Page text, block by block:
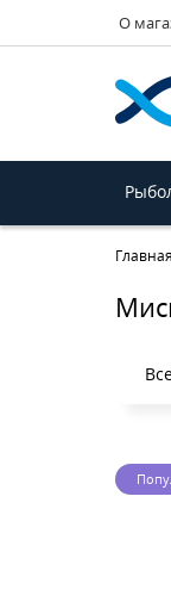
О
Главная